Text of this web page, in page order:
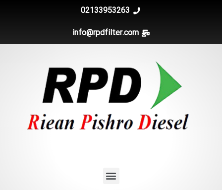
02133953263
info@rpdfilter.com